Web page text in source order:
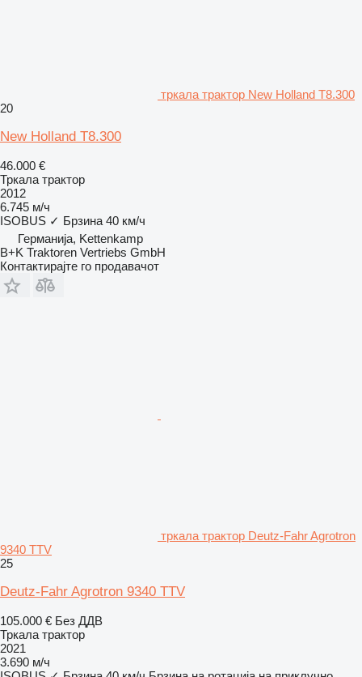
тркала трактор New Holland T8.300
20
New Holland T8.300
46.000 €
Тркала трактор
2012
6.745 м/ч
ISOBUS ✓ Брзина 40 км/ч
Германија, Kettenkamp
B+K Traktoren Vertriebs GmbH
Контактирајте го продавачот
тркала трактор Deutz-Fahr Agrotron
9340 TTV
25
Deutz-Fahr Agrotron 9340 TTV
105.000 € Без ДДВ
Тркала трактор
2021
3.690 м/ч